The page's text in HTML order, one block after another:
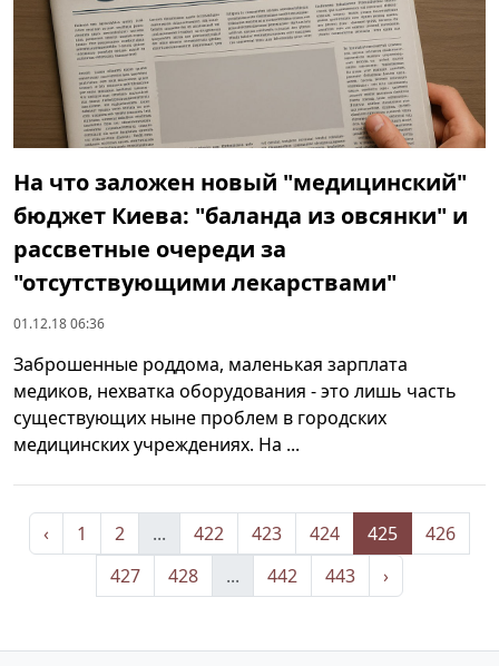
На что заложен новый "медицинский"
бюджет Киева: "баланда из овсянки" и
рассветные очереди за
"отсутствующими лекарствами"
01.12.18 06:36
Заброшенные роддома, маленькая зарплата
медиков, нехватка оборудования - это лишь часть
существующих ныне проблем в городских
медицинских учреждениях. На ...
‹ 1 2 ... 422 423 424 425
426
427
428 ... 442 443 ›